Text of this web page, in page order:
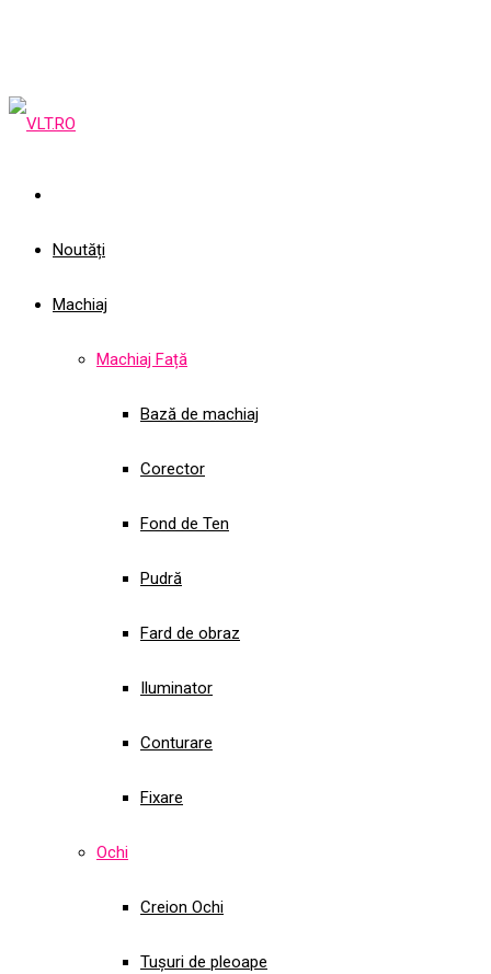
Noutăți
Machiaj
Machiaj Față
Bază de machiaj
Corector
Fond de Ten
Pudră
Fard de obraz
Iluminator
Conturare
Fixare
Ochi
Creion Ochi
Tușuri de pleoape